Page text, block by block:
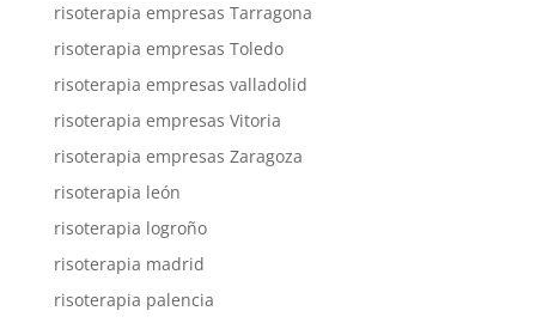
risoterapia empresas Tarragona
risoterapia empresas Toledo
risoterapia empresas valladolid
risoterapia empresas Vitoria
risoterapia empresas Zaragoza
risoterapia león
risoterapia logroño
risoterapia madrid
risoterapia palencia